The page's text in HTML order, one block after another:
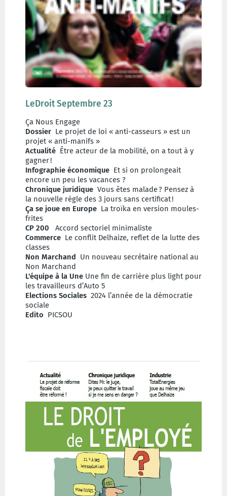
LeDroit Septembre 23
Ça Nous Engage
Dossier Le projet de loi « anti-casseurs » est un
projet « anti-manifs »
Actualité Être acteur de la mobilité, on a tout à y
gagner !
Infographie économique Et si on prolongeait
encore un peu les vacances ?
Chronique juridique Vous êtes malade ? Pensez à
la nouvelle règle des 3 jours sans certificat !
Ça se joue en Europe La troïka en version moules-
frites
CP 200
Accord sectoriel minimaliste
Commerce Le conflit Delhaize, reflet de la lutte des
classes
Non Marchand Un nouveau secrétaire national au
Non Marchand
L'équipe à la Une Une fin de carrière plus light pour
les travailleurs d’Auto 5
Elections Sociales 2024 l’année de la démocratie
sociale
Edito PICSOU